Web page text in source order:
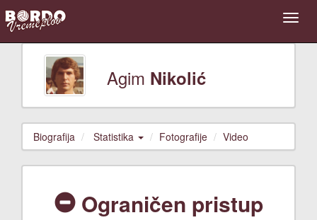
Agim Nikolić
Biografija Statistika Fotografije Video
Ograničen pristup